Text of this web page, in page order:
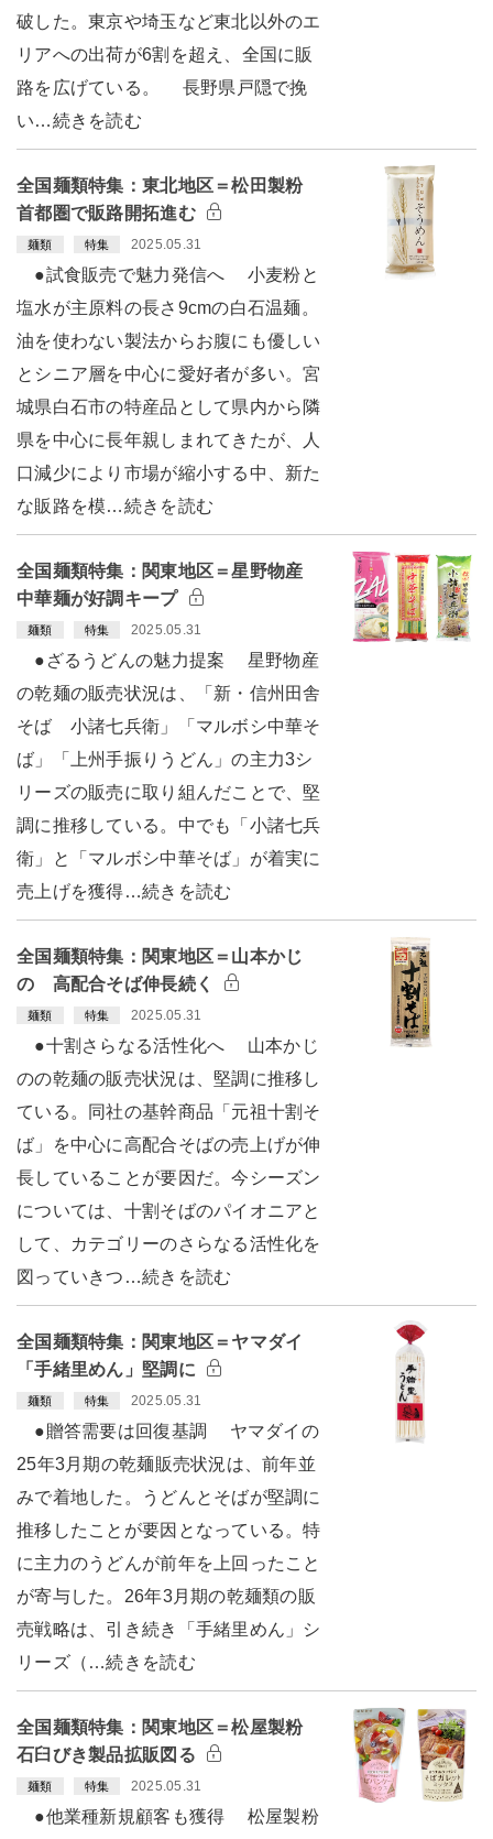
破した。東京や埼玉など東北以外のエ
リアへの出荷が6割を超え、全国に販
路を広げている。 長野県戸隠で挽
い…続きを読む
全国麺類特集：東北地区＝松田製粉
首都圏で販路開拓進む
麺類 特集 2025.05.31
●試食販売で魅力発信へ 小麦粉と
塩水が主原料の長さ9cmの白石温麺。
油を使わない製法からお腹にも優しい
とシニア層を中心に愛好者が多い。宮
城県白石市の特産品として県内から隣
県を中心に長年親しまれてきたが、人
口減少により市場が縮小する中、新た
な販路を模…続きを読む
全国麺類特集：関東地区＝星野物産
中華麺が好調キープ
麺類 特集 2025.05.31
●ざるうどんの魅力提案 星野物産
の乾麺の販売状況は、「新・信州田舎
そば 小諸七兵衛」「マルボシ中華そ
ば」「上州手振りうどん」の主力3シ
リーズの販売に取り組んだことで、堅
調に推移している。中でも「小諸七兵
衛」と「マルボシ中華そば」が着実に
売上げを獲得…続きを読む
全国麺類特集：関東地区＝山本かじ
の 高配合そば伸長続く
麺類 特集 2025.05.31
●十割さらなる活性化へ 山本かじ
のの乾麺の販売状況は、堅調に推移し
ている。同社の基幹商品「元祖十割そ
ば」を中心に高配合そばの売上げが伸
長していることが要因だ。今シーズン
については、十割そばのパイオニアと
して、カテゴリーのさらなる活性化を
図っていきつ…続きを読む
全国麺類特集：関東地区＝ヤマダイ
「手緒里めん」堅調に
麺類 特集 2025.05.31
●贈答需要は回復基調 ヤマダイの
25年3月期の乾麺販売状況は、前年並
みで着地した。うどんとそばが堅調に
推移したことが要因となっている。特
に主力のうどんが前年を上回ったこと
が寄与した。26年3月期の乾麺類の販
売戦略は、引き続き「手緒里めん」シ
リーズ（…続きを読む
全国麺類特集：関東地区＝松屋製粉
石臼びき製品拡販図る
麺類 特集 2025.05.31
●他業種新規顧客も獲得 松屋製粉